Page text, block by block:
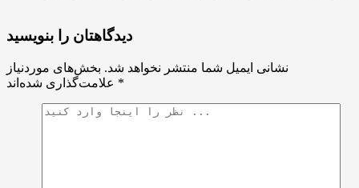
دیدگاهتان را بنویسید
نشانی ایمیل شما منتشر نخواهد شد. بخش‌های موردنیاز
*